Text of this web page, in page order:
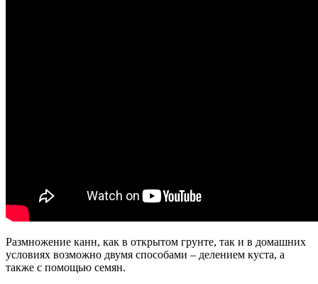
Размножение канн, как в открытом грунте, так и в домашних
условиях возможно двумя способами – делением куста, а
также с помощью семян.